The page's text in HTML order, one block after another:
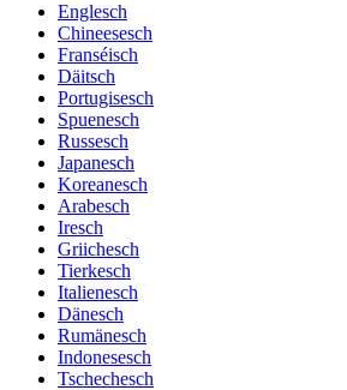
Englesch
Chineesesch
Franséisch
Däitsch
Portugisesch
Spuenesch
Russesch
Japanesch
Koreanesch
Arabesch
Iresch
Griichesch
Tierkesch
Italienesch
Dänesch
Rumänesch
Indonesesch
Tschechesch